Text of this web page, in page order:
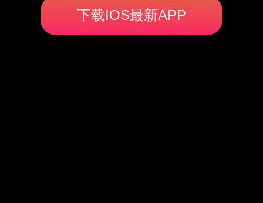
下载IOS最新APP